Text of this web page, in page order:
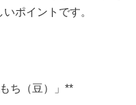
ポイントです。
ち（豆）」**